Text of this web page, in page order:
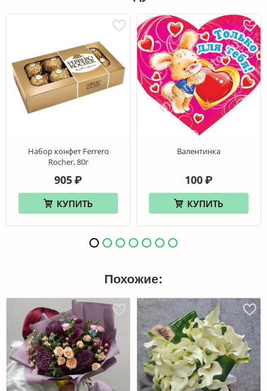
Набор конфет Ferrero
Rocher, 80г
905₽
КУПИТЬ
Валентинка
100₽
КУПИТЬ
Похожие: